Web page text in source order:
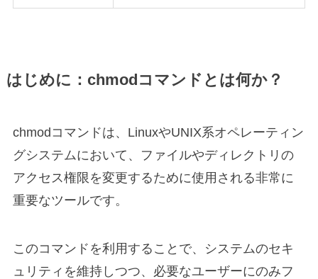
はじめに：chmodコマンドとは何か？
chmodコマンドは、LinuxやUNIX系オペレーティン
グシステムにおいて、ファイルやディレクトリの
アクセス権限を変更するために使用される非常に
重要なツールです。
このコマンドを利用することで、システムのセキ
ュリティを維持しつつ、必要なユーザーにのみフ